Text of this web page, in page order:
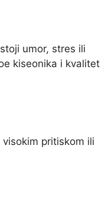
umor, stres ili
kiseonika i kvalitet
pritiskom ili